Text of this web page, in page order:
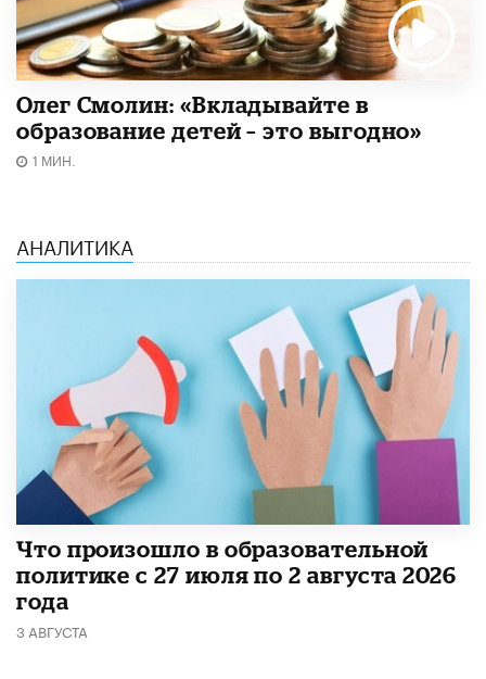
Олег Смолин: «Вкладывайте в
образование детей – это выгодно»
1 МИН.
АНАЛИТИКА
​Что произошло в образовательной
политике с 27 июля по 2 августа 2026
года
3 АВГУСТА